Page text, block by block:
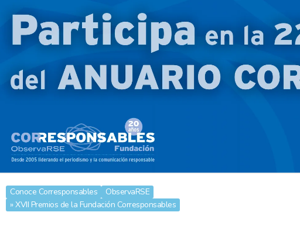
Conoce Corresponsables
ObservaRSE
» XVII Premios de la Fundación Corresponsables